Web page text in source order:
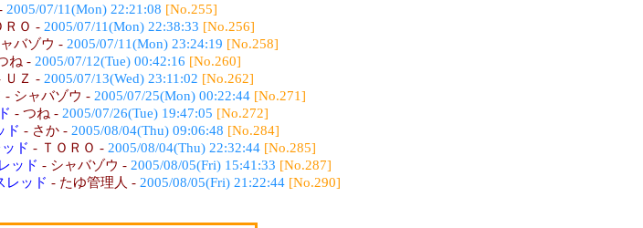
2005/07/11(Mon) 22:21:08 [No.255]
ＲＯ - 2005/07/11(Mon) 22:38:33 [No.256]
バゾウ - 2005/07/11(Mon) 23:24:19 [No.258]
ね - 2005/07/12(Tue) 00:42:16 [No.260]
ＵＺ - 2005/07/13(Wed) 23:11:02 [No.262]
- シャバゾウ - 2005/07/25(Mon) 00:22:44 [No.271]
- つね - 2005/07/26(Tue) 19:47:05 [No.272]
ド - さか - 2005/08/04(Thu) 09:06:48 [No.284]
ド - ＴＯＲＯ - 2005/08/04(Thu) 22:32:44 [No.285]
ッド - シャバゾウ - 2005/08/05(Fri) 15:41:33 [No.287]
レッド - たゆ管理人 - 2005/08/05(Fri) 21:22:44 [No.290]